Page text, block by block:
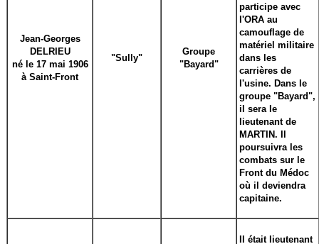
Jean-Georges
DELRIEU
né le 17 mai 1906
à Saint-Front
"Sully"
Groupe
"Bayard"
participe avec
l'ORA au
camouflage de
matériel militaire
dans les
carrières de
l'usine. Dans le
groupe "Bayard",
il sera le
lieutenant de
MARTIN. Il
poursuivra les
combats sur le
Front du Médoc
où il deviendra
capitaine.
Il était lieutenant